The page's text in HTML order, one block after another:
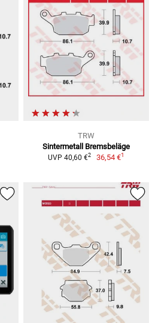
TRW
Sintermetall Bremsbeläge
UVP 40,60 €2 36,54 €1